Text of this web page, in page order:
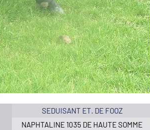
SEDUISANT ET. DE FOOZ
NAPHTALINE 1035 DE HAUTE SOMME